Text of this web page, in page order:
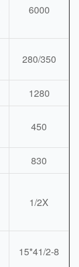
6000
280/350
1280
450
830
1/2X
15*41/2-8